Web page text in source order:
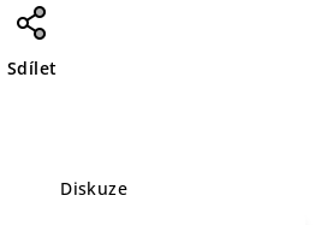
Sdílet
Diskuze